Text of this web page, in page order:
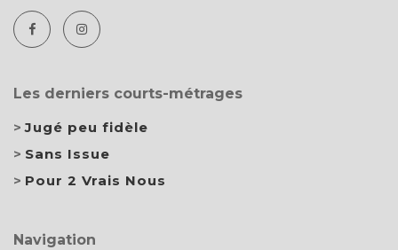
Les derniers courts-métrages
Jugé peu fidèle
Sans Issue
Pour 2 Vrais Nous
Navigation